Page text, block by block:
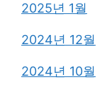
2025년 1월
2024년 12월
2024년 10월